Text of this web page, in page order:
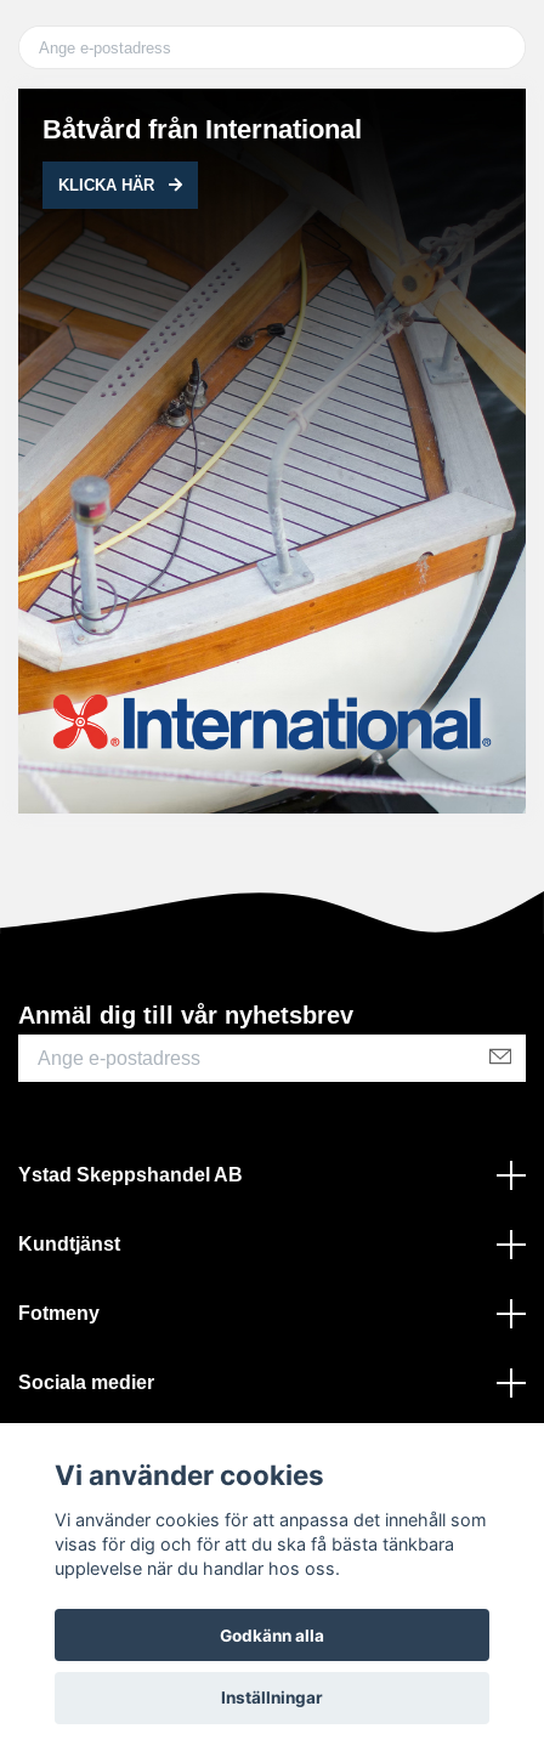
Båtvård från International
KLICKA HÄR
Anmäl dig till vår nyhetsbrev
Ystad Skeppshandel AB
Kundtjänst
Fotmeny
Sociala medier
© 2026 Ystad Skeppshandel - Alla rättigheter reserverade
Vi använder cookies
Vi använder cookies för att anpassa det innehåll som
visas för dig och för att du ska få bästa tänkbara
upplevelse när du handlar hos oss.
Godkänn alla
Inställningar